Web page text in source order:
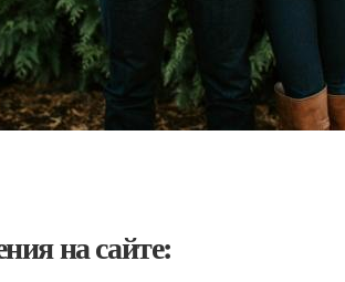
на сайте: